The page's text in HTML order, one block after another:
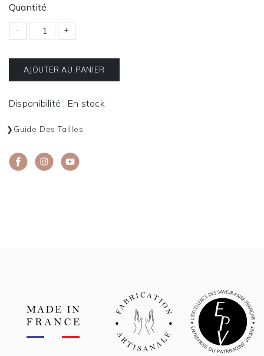
Quantité
- +
AJOUTER AU PANIER
Disponibilité : En stock
Guide Des Tailles